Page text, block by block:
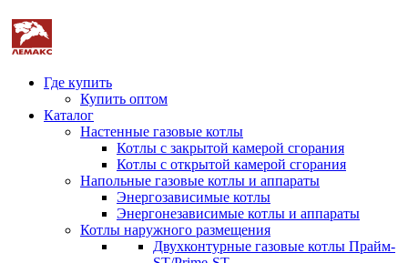
Где купить
Купить оптом
Каталог
Настенные газовые котлы
Котлы с закрытой камерой сгорания
Котлы с открытой камерой сгорания
Напольные газовые котлы и аппараты
Энергозависимые котлы
Энергонезависимые котлы и аппараты
Котлы наружного размещения
Двухконтурные газовые котлы Прайм-